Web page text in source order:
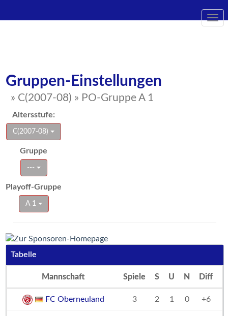
Gruppen-Einstellungen
» C(2007-08) » PO-Gruppe A 1
Altersstufe:
C(2007-08)
Gruppe
---
Playoff-Gruppe
A 1
Tabelle
Mannschaft Spiele S U N Diff
FC Oberneuland 3 2 1 0 +6